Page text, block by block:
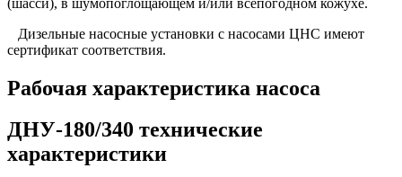
Дизельные насосные установки с насосами ЦНС имеют
сертификат соответствия.
Рабочая характеристика насоса
ДНУ-180/340 технические
характеристики